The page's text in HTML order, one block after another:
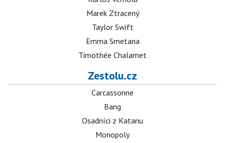
Marek Ztracený
Taylor Swift
Emma Smetana
Timothée Chalamet
Zestolu.cz
Carcassonne
Bang
Osadníci z Katanu
Monopoly